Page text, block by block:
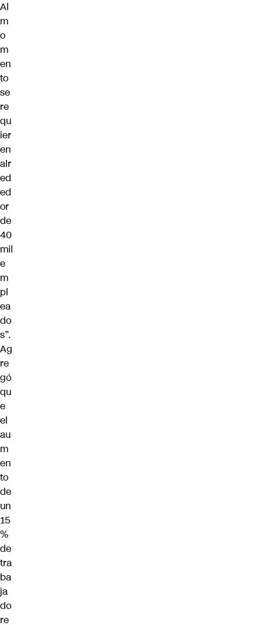
Al
m
o
m
en
to
se
re
qu
ier
en
alr
ed
ed
or
de
40
mil
e
m
pl
ea
do
s”.
Ag
re
gó
qu
e
el
au
m
en
to
de
un
15
%
de
tra
ba
ja
do
re